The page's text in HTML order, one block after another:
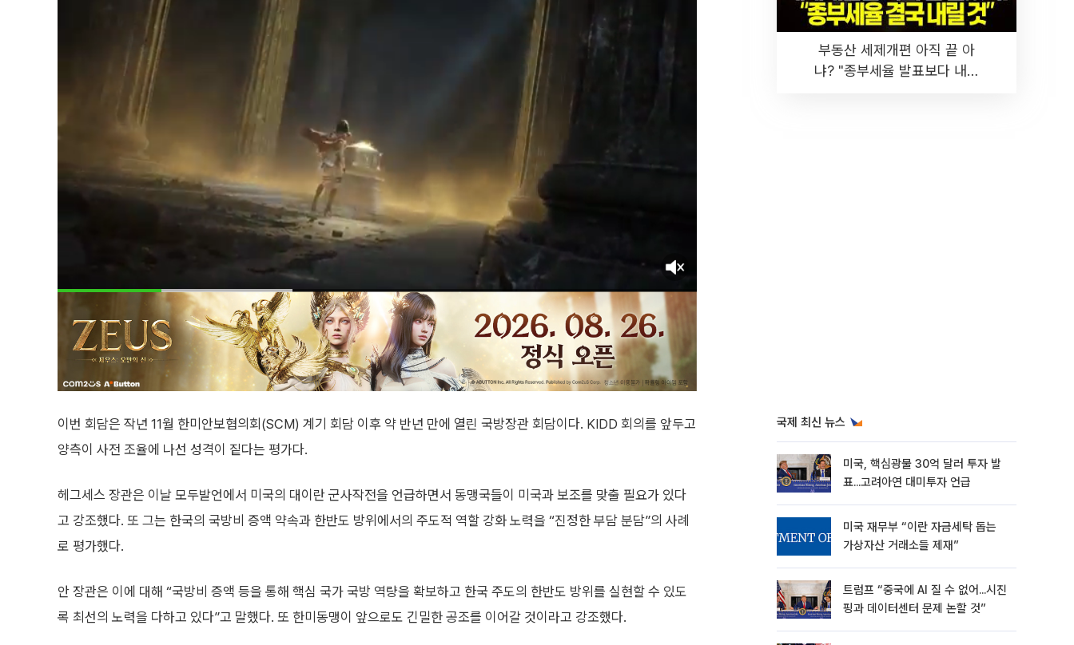
이번 회담은 작년 11월 한미안보협의회(SCM) 계기 회담 이후 약 반년 만에 열린 국방장관 회담이다. KIDD 회의를 앞두고
양측이 사전 조율에 나선 성격이 짙다는 평가다.
헤그세스 장관은 이날 모두발언에서 미국의 대이란 군사작전을 언급하면서 동맹국들이 미국과 보조를 맞출 필요가 있다
고 강조했다. 또 그는 한국의 국방비 증액 약속과 한반도 방위에서의 주도적 역할 강화 노력을 “진정한 부담 분담”의 사례
로 평가했다.
안 장관은 이에 대해 “국방비 증액 등을 통해 핵심 국가 국방 역량을 확보하고 한국 주도의 한반도 방위를 실현할 수 있도
록 최선의 노력을 다하고 있다”고 말했다. 또 한미동맹이 앞으로도 긴밀한 공조를 이어갈 것이라고 강조했다.
부동산 세제개편 아직 끝 아
냐? "종부세율 발표보다 내릴
국제 최신 뉴스
미국, 핵심광물 30억 달러 투자 발
표...고려아연 대미투자 언급
미국 재무부 “이란 자금세탁 돕는
가상자산 거래소들 제재”
트럼프 “중국에 AI 질 수 없어...시진
핑과 데이터센터 문제 논할 것”